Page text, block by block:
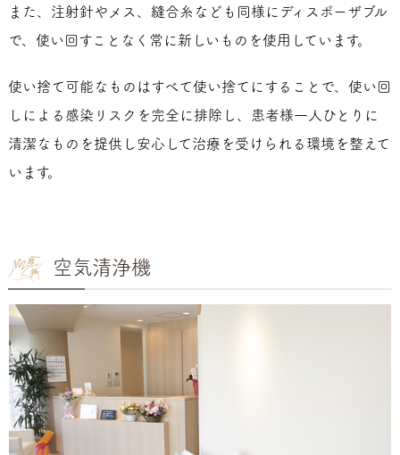
また、注射針やメス、縫合糸なども同様にディスポーザブル
で、使い回すことなく常に新しいものを使用しています。
使い捨て可能なものはすべて使い捨てにすることで、使い回
しによる感染リスクを完全に排除し、患者様一人ひとりに
清潔なものを提供し安心して治療を受けられる環境を整えて
います。
空気清浄機